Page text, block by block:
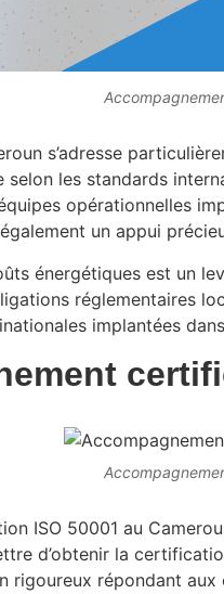
s’adresse
les standards
opérationnelles
un appui
énergétiques est un
réglementaires
implantées
ISO 50001 au
d’obtenir la
rigoureux répondant